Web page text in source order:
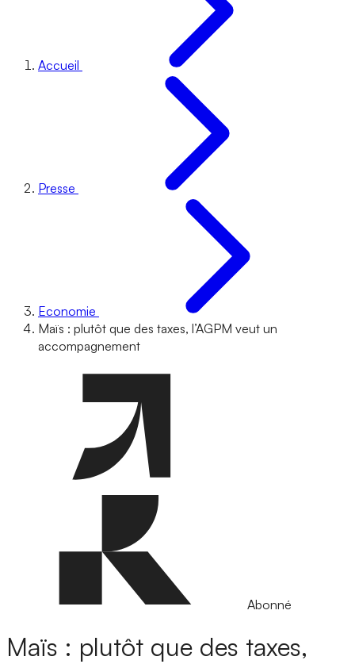
Accueil
Presse
Economie
Maïs : plutôt que des taxes, l’AGPM veut un
accompagnement
Abonné
Maïs : plutôt que des taxes,